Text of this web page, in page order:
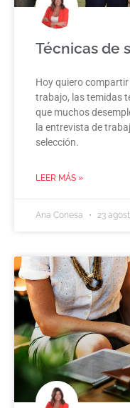
Técnicas de
Hoy quiero
trabajo, las temidas
que muchos
la entrevista de
selección.
LEER MÁS »
Ana Conesa 23